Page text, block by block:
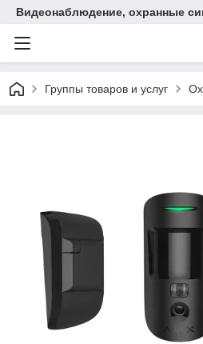
Видеонаблюдение, охранные
Группы товаров и услуг